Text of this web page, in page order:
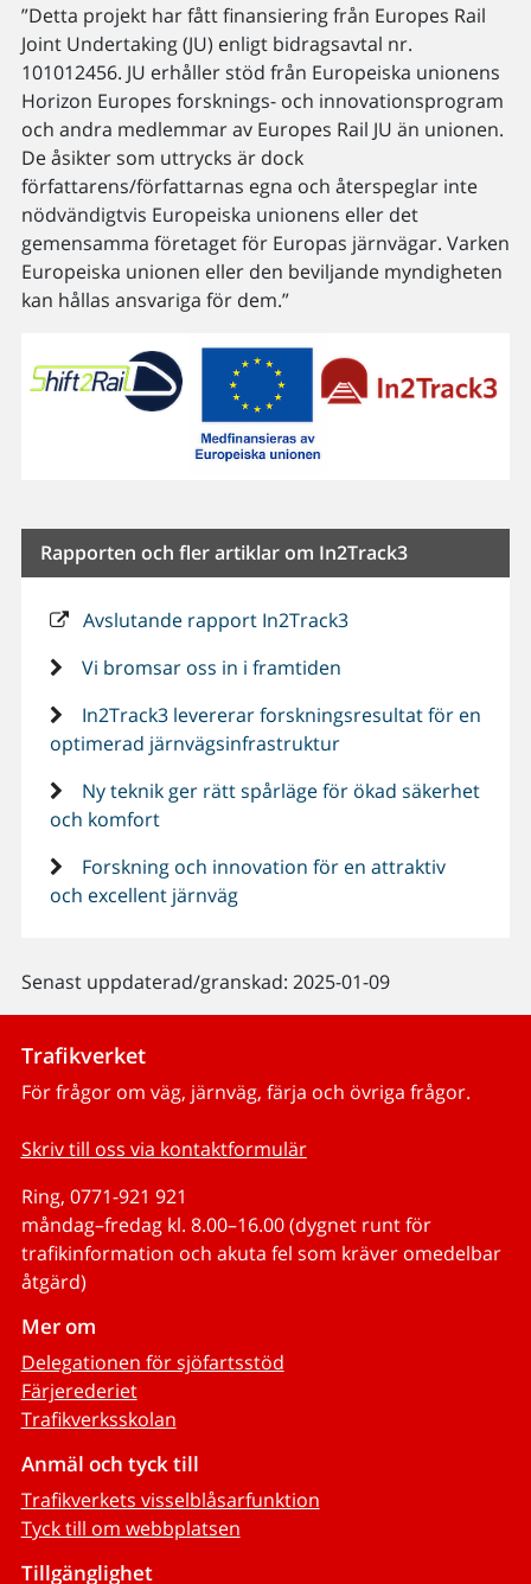
”Detta projekt har fått finansiering från Europes Rail
Joint Undertaking (JU) enligt bidragsavtal nr.
101012456. JU erhåller stöd från Europeiska unionens
Horizon Europes forsknings- och innovationsprogram
och andra medlemmar av Europes Rail JU än unionen.
De åsikter som uttrycks är dock
författarens/författarnas egna och återspeglar inte
nödvändigtvis Europeiska unionens eller det
gemensamma företaget för Europas järnvägar. Varken
Europeiska unionen eller den beviljande myndigheten
kan hållas ansvariga för dem.”
Rapporten och fler artiklar om In2Track3
Avslutande rapport In2Track3
Vi bromsar oss in i framtiden
In2Track3 levererar forskningsresultat för en
optimerad järnvägsinfrastruktur
Ny teknik ger rätt spårläge för ökad säkerhet
och komfort
Forskning och innovation för en attraktiv
och excellent järnväg
Senast uppdaterad/granskad: 2025-01-09
Trafikverket
För frågor om väg, järnväg, färja och övriga frågor.
Skriv till oss via kontaktformulär
Ring, 0771-921 921
måndag–fredag kl. 8.00–16.00 (dygnet runt för
trafikinformation och akuta fel som kräver omedelbar
åtgärd)
Mer om
Delegationen för sjöfartsstöd
Färjerederiet
Trafikverksskolan
Anmäl och tyck till
Trafikverkets visselblåsarfunktion
Tyck till om webbplatsen
Tillgänglighet